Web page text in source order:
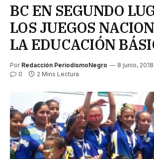
BC EN SEGUNDO
LOS JUEGOS
LA EDUCACIÓN
Por Redacción PeriodismoNegro 8 junio, 2018
0 2 Mins Lectura